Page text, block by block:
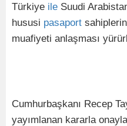
Türkiye ile Suudi
hususi pasaport
muafiyeti anlaşması
Cumhurbaşkanı Recep
yayımlanan kararla